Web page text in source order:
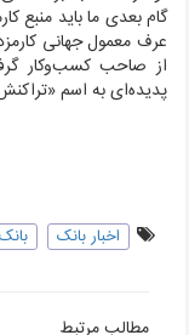
گام بعدی ما باید منبع
عرف معمول جهانی
از صاحب کسب‌و‌کار
پدیده‌ای به اسم
اخبار بانک
مطالب مرتبط